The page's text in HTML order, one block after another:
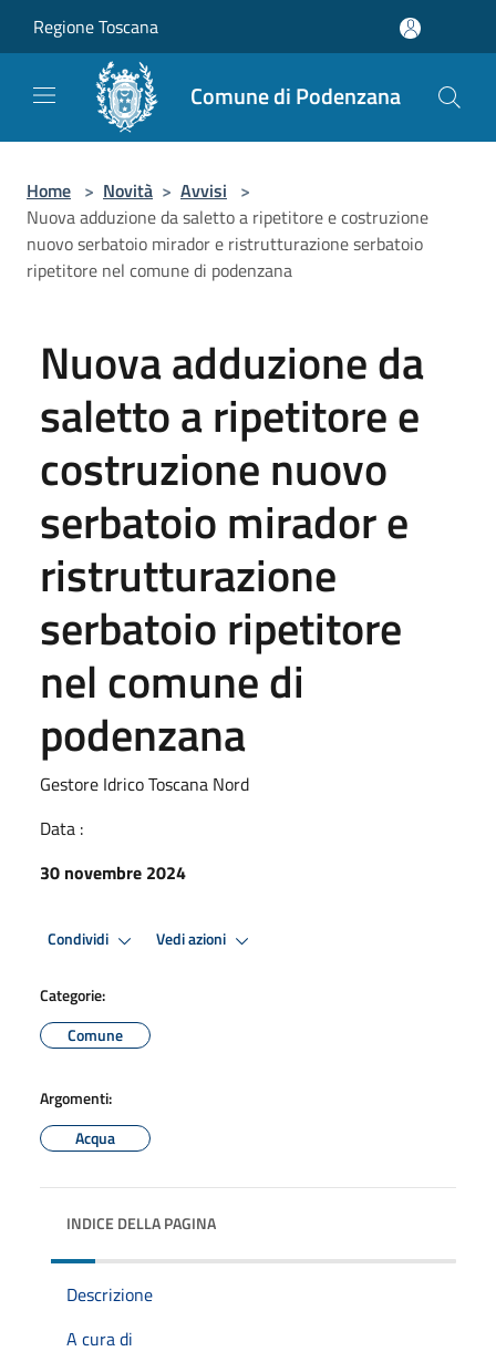
Regione Toscana
Comune di Podenzana
Home > Novità > Avvisi >
Nuova adduzione da saletto a ripetitore e costruzione
nuovo serbatoio mirador e ristrutturazione serbatoio
ripetitore nel comune di podenzana
Nuova adduzione da
saletto a ripetitore e
costruzione nuovo
serbatoio mirador e
ristrutturazione
serbatoio ripetitore
nel comune di
podenzana
Gestore Idrico Toscana Nord
Data :
30 novembre 2024
Condividi Vedi azioni
Categorie:
Comune
Argomenti:
Acqua
INDICE DELLA PAGINA
Descrizione
A cura di